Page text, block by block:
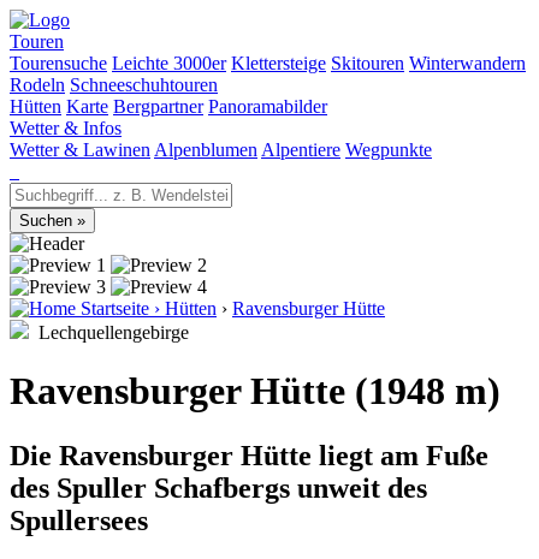
Touren
Tourensuche Leichte 3000er Klettersteige Skitouren Winterwandern
Rodeln Schneeschuhtouren
Hütten Karte Bergpartner Panoramabilder
Wetter & Infos
Wetter & Lawinen Alpenblumen Alpentiere Wegpunkte
Startseite › Hütten › Ravensburger Hütte
Lechquellengebirge
Ravensburger Hütte (1948 m)
Die Ravensburger Hütte liegt am Fuße
des Spuller Schafbergs unweit des
Spullersees